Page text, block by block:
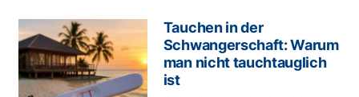
Tauchen in der
Schwangerschaft: Warum
man nicht tauchtauglich
ist